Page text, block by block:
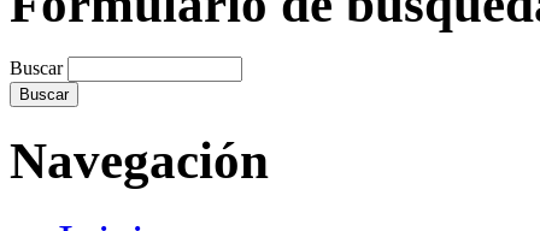
Buscar
Navegación